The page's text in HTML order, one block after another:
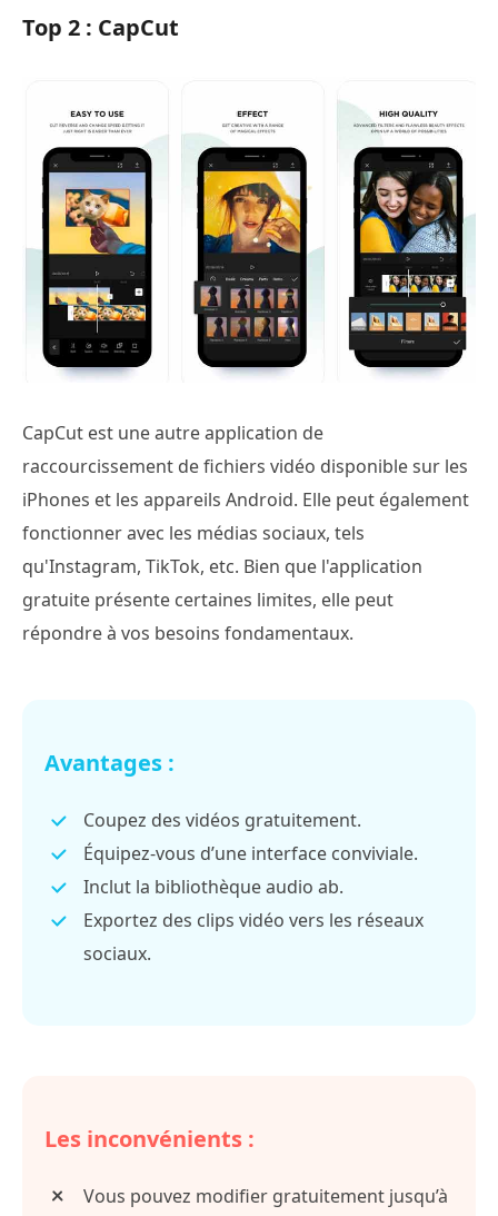
Top 2 : CapCut
CapCut est une autre application de
raccourcissement de fichiers vidéo disponible sur les
iPhones et les appareils Android. Elle peut également
fonctionner avec les médias sociaux, tels
qu'Instagram, TikTok, etc. Bien que l'application
gratuite présente certaines limites, elle peut
répondre à vos besoins fondamentaux.
Avantages :
Coupez des vidéos gratuitement.
Équipez-vous d’une interface conviviale.
Inclut la bibliothèque audio ab.
Exportez des clips vidéo vers les réseaux
sociaux.
Les inconvénients :
Vous pouvez modifier gratuitement jusqu’à